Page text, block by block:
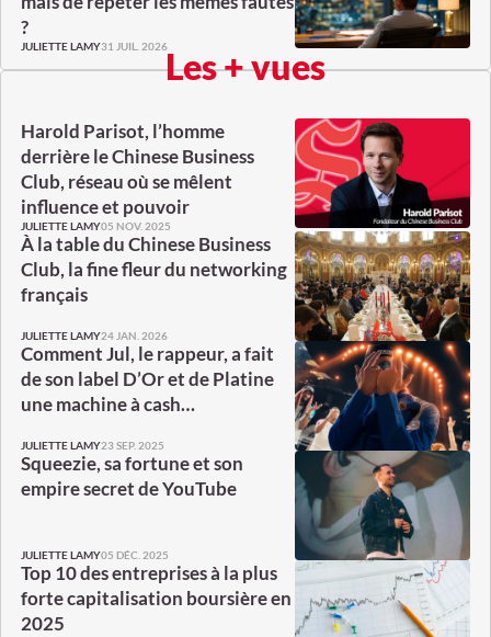
?
JULIETTE LAMY31 JUIL. 2026Les + vues
Harold Parisot, l’homme
derrière le Chinese Business
Club, réseau où se mêlent
influence et pouvoir
JULIETTE LAMY05 NOV. 2025
À la table du Chinese Business
Club, la fine fleur du networking
français
JULIETTE LAMY24 JAN. 2026
Comment Jul, le rappeur, a fait
de son label D’Or et de Platine
une machine à cash…
JULIETTE LAMY23 SEP. 2025
Squeezie, sa fortune et son
empire secret de YouTube
JULIETTE LAMY05 DÉC. 2025
Top 10 des entreprises à la plus
forte capitalisation boursière en
2025